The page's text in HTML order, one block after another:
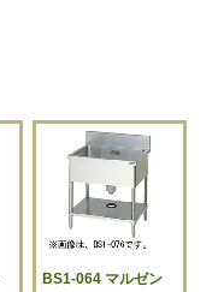
BS1-064 マルゼン